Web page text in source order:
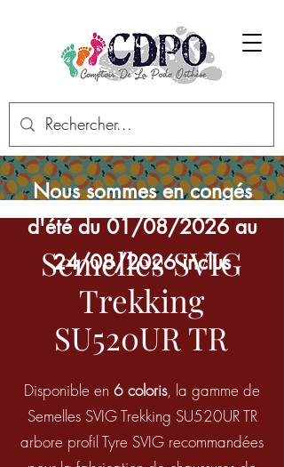
Nous sommes en congés
d'été du 01/08/2026 au
24/08/2026 inclus
Semelles SVIG
Trekking
SU520UR TR
Disponible en 6 coloris, la gamme de
Semelles SVIG Trekking SU520UR TR
arbore profil Tyre SVIG recommandées